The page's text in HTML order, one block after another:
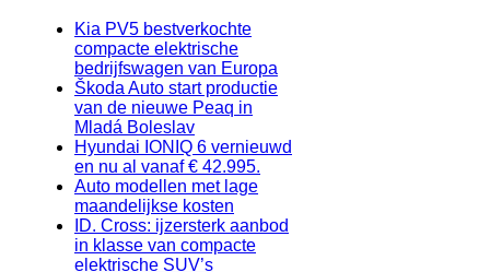
Kia PV5 bestverkochte
compacte elektrische
bedrijfswagen van Europa
Škoda Auto start productie
van de nieuwe Peaq in
Mladá Boleslav
Hyundai IONIQ 6 vernieuwd
en nu al vanaf € 42.995.
Auto modellen met lage
maandelijkse kosten
ID. Cross: ijzersterk aanbod
in klasse van compacte
elektrische SUV’s